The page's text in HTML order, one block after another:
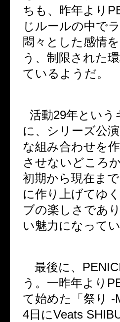
ちも、昨年より
じルールの中で
悶々とした感情
う、制限された
ているようだ。
活動29年という
に、シリーズ公
な組み合わせを
させないどころ
初期から現在ま
に作り上げてゆ
ブの楽しさであ
い魅力になってい
最後に、
う。一昨年より
て始めた「祭り -
4日にVeats